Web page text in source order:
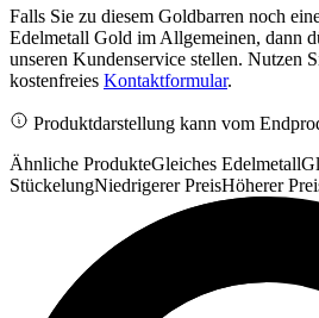
Falls Sie zu diesem Goldbarren noch
Edelmetall Gold im Allgemeinen, dann
unseren Kundenservice stellen. Nutzen
kostenfreies Kontaktformular.
Produktdarstellung kann vom
Ähnliche ProdukteGleiches Edelmetall
StückelungNiedrigerer PreisHöherer